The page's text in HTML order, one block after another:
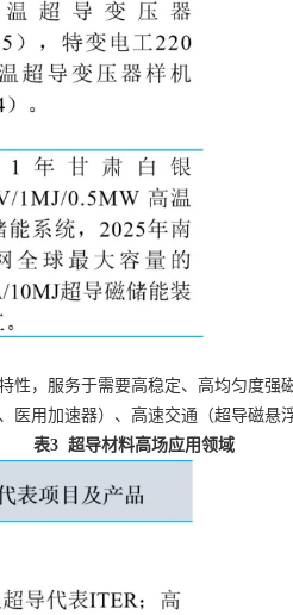
性，服务于需要高稳定、高均匀度
用加速器）、高速交通（超导磁悬
表3 超导材料高场应用领域